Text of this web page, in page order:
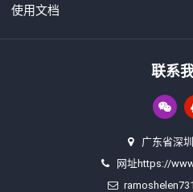
使用文档
联系
广东省深
网址https://